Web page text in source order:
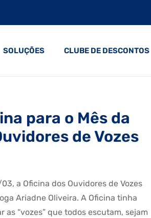
SOLUÇÕES CLUBE DE DESCONTOS
para o Mês da
de Vozes
a Oficina dos Ouvidores de Vozes
Ariadne Oliveira. A Oficina tinha
“vozes” que todos escutam, sejam